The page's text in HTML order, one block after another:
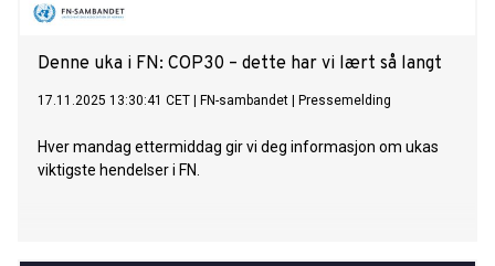
Denne uka i FN: COP30 – dette har vi lært så langt
17.11.2025 13:30:41 CET FN-sambandet Pressemelding
Hver mandag ettermiddag gir vi deg informasjon om ukas
viktigste hendelser i FN.